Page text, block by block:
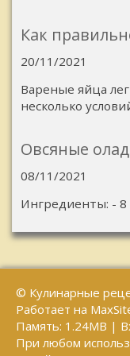
Как
20/11/2021
Вареные яйца
несколько
Овсяные
08/11/2021
Ингредиенты: - 8
© Кулинарные
Работает на
Память: 1.24MB |
При любом